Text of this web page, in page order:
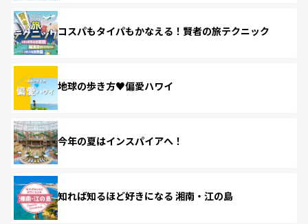
コスパもタイパもかなえる！賢者の旅テクニック
地球の歩き方♥偏愛ハワイ
今年の夏はインスパイアへ！
知れば知るほど好きになる 湘南・江の島